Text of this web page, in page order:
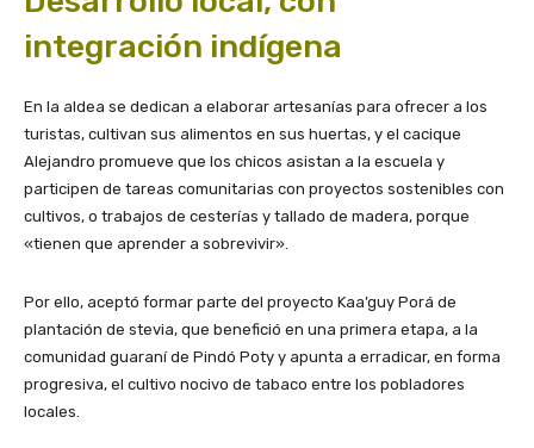
integración indígena
En la aldea se dedican a elaborar artesanías para ofrecer a los
turistas, cultivan sus alimentos en sus huertas, y el cacique
Alejandro promueve que los chicos asistan a la escuela y
participen de tareas comunitarias con proyectos sostenibles con
cultivos, o trabajos de cesterías y tallado de madera, porque
«tienen que aprender a sobrevivir».
Por ello, aceptó formar parte del proyecto Kaa’guy Porá de
plantación de stevia, que benefició en una primera etapa, a la
comunidad guaraní de Pindó Poty y apunta a erradicar, en forma
progresiva, el cultivo nocivo de tabaco entre los pobladores
locales.